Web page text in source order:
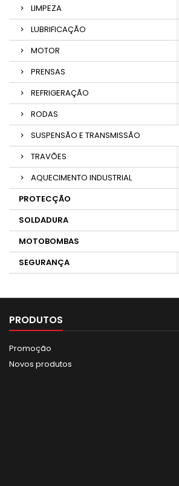
LIMPEZA
LUBRIFICAÇÃO
MOTOR
PRENSAS
REFRIGERAÇÃO
RODAS
SUSPENSÃO E TRANSMISSÃO
TRAVÕES
AQUECIMENTO INDUSTRIAL
PROTECÇÃO
SOLDADURA
MOTOBOMBAS
SEGURANÇA
PRODUTOS
Promoção
Novos produtos